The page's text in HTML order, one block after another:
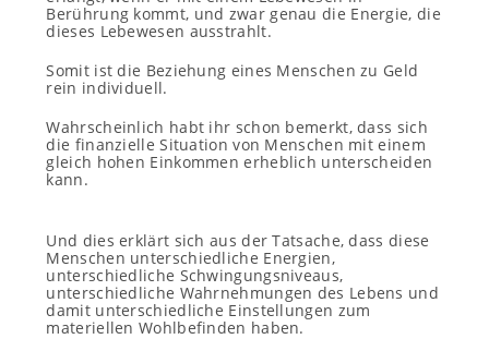
Berührung kommt, und zwar genau die Energie, die
dieses Lebewesen ausstrahlt.
Somit ist die Beziehung eines Menschen zu Geld
rein individuell.
Wahrscheinlich habt ihr schon bemerkt, dass sich
die finanzielle Situation von Menschen mit einem
gleich hohen Einkommen erheblich unterscheiden
kann.
Und dies erklärt sich aus der Tatsache, dass diese
Menschen unterschiedliche Energien,
unterschiedliche Schwingungsniveaus,
unterschiedliche Wahrnehmungen des Lebens und
damit unterschiedliche Einstellungen zum
materiellen Wohlbefinden haben.